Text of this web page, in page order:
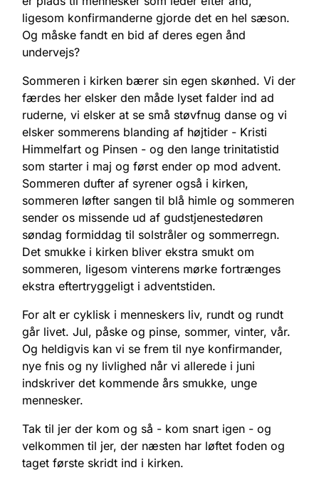
ligesom konfirmanderne gjorde det en hel sæson.
Og måske fandt en bid af deres egen ånd
undervejs?
Sommeren i kirken bærer sin egen skønhed. Vi der
færdes her elsker den måde lyset falder ind ad
ruderne, vi elsker at se små støvfnug danse og vi
elsker sommerens blanding af højtider - Kristi
Himmelfart og Pinsen - og den lange trinitatistid
som starter i maj og først ender op mod advent.
Sommeren dufter af syrener også i kirken,
sommeren løfter sangen til blå himle og sommeren
sender os missende ud af gudstjenestedøren
søndag formiddag til solstråler og sommerregn.
Det smukke i kirken bliver ekstra smukt om
sommeren, ligesom vinterens mørke fortrænges
ekstra eftertryggeligt i adventstiden.
For alt er cyklisk i menneskers liv, rundt og rundt
går livet. Jul, påske og pinse, sommer, vinter, vår.
Og heldigvis kan vi se frem til nye konfirmander,
nye fnis og ny livlighed når vi allerede i juni
indskriver det kommende års smukke, unge
mennesker.
Tak til jer der kom og så - kom snart igen - og
velkommen til jer, der næsten har løftet foden og
taget første skridt ind i kirken.